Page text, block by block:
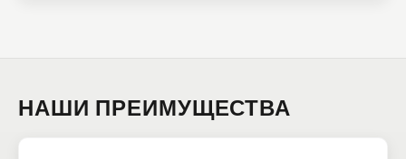
НАШИ ПРЕИМУЩЕСТВА